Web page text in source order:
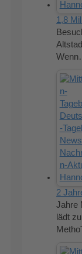
1,8
2
Jahre
lädt